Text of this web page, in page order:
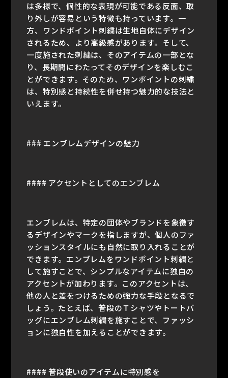
は多様で、個性的な表現が可能である反面、取
り外しが容易という特徴も持っています。一
方、ワンドポイント刺繍は生地自体にデザイン
されるため、より高級感があります。そして、
一度施された刺繍は、そのアイテムの一部とな
り、長期間にわたってそのデザインを楽しむこ
とができます。そのため、ワンポイントの刺繍
は、特別感と持続性を併せ持つ魅力的な技法と
いえます。
### エンブレムデザインの魅力
#### アクセントとしてのエンブレム
エンブレムは、特定の団体やブランドを象徴す
るデザインやマークを指しますが、個人のファ
ッションスタイルにも自然に取り入れることが
できます。エンブレムをワンドポイント刺繍と
して施すことで、シンプルなアイテムに独自の
アクセントが加わります。このアクセントは、
他の人と差をつけるための強力な手段となるで
しょう。たとえば、普段のＴシャツやトートバ
ッグにエンブレム刺繍を施すことで、ファッシ
ョンに独自性を加えることができます。
#### 普段使いのアイテムに特別感を